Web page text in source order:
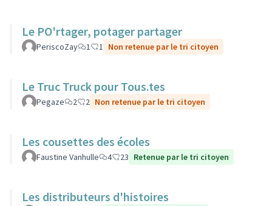
Le PO'rtager, potager partager
PeriscoZay 1 1 Non retenue par le tri citoyen
Le Truc Truck pour Tous.tes
Pegaze 2 2 Non retenue par le tri citoyen
Les cousettes des écoles
Faustine Vanhulle 4 23 Retenue par le tri citoyen
Les distributeurs d'histoires